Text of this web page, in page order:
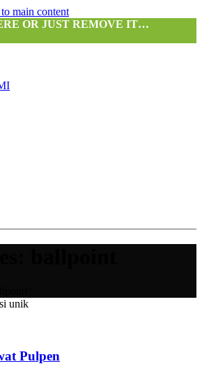
main content
OR JUST REMOVE IT…
Pulpen